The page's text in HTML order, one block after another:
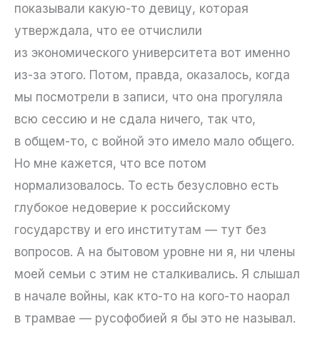
показывали какую-то девицу, которая
утверждала, что ее отчислили
из экономического университета вот именно
из-за этого. Потом, правда, оказалось, когда
мы посмотрели в записи, что она прогуляла
всю сессию и не сдала ничего, так что,
в общем-то, с войной это имело мало общего.
Но мне кажется, что все потом
нормализовалось. То есть безусловно есть
глубокое недоверие к российскому
государству и его институтам — тут без
вопросов. А на бытовом уровне ни я, ни члены
моей семьи с этим не сталкивались. Я слышал
в начале войны, как кто-то на кого-то наорал
в трамвае — русофобией я бы это не называл.